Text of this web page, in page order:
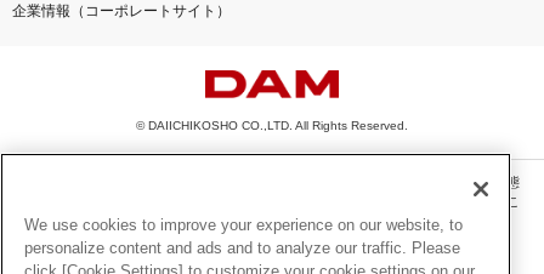
企業情報（コーポレートサイト）
© DAIICHIKOSHO CO.,LTD. All Rights Reserved.
このサイトに掲載されている一切の文章・画像・写真・動画・音声等を、手段や形態
を問わず、著作権法の定める範囲を超えて無断で複製、転載、ファイル化などするこ
とを禁じます。
楽曲及びコンテンツは、機種によりご利用いただけない場合があります。
We use cookies to improve your experience on our website, to
personalize content and ads and to analyze our traffic. Please